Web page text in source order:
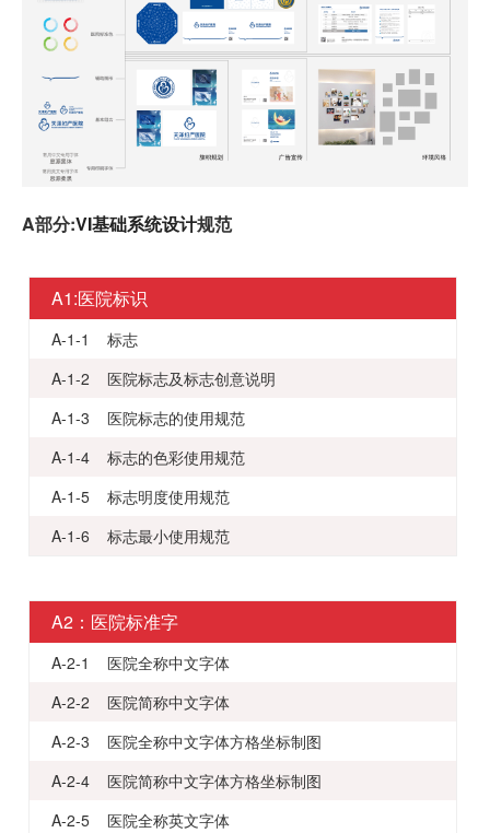
A部分:VI基础系统设计规范
A1:医院标识
A-1-1 标志
A-1-2 医院标志及标志创意说明
A-1-3 医院标志的使用规范
A-1-4 标志的色彩使用规范
A-1-5 标志明度使用规范
A-1-6 标志最小使用规范
A2：医院标准字
A-2-1 医院全称中文字体
A-2-2 医院简称中文字体
A-2-3 医院全称中文字体方格坐标制图
A-2-4 医院简称中文字体方格坐标制图
A-2-5 医院全称英文字体